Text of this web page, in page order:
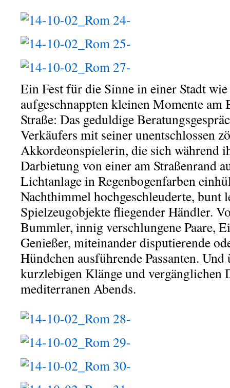
Ein Fest für die Sinne in einer Stadt
aufgeschnappten kleinen Momente am
Straße: Das geduldige
Verkäufers mit seiner unentschlossen
Akkordeonspielerin, die sich während
Darbietung von einer am Straßenrand
Lichtanlage in Regenbogenfarben
Nachthimmel hochgeschleuderte, bunt
Spielzeugobjekte fliegender Händler.
Bummler, innig verschlungene Paare,
Genießer, miteinander disputierende
Hündchen ausführende Passanten.
kurzlebigen Klänge und vergänglichen
mediterranen Abends.